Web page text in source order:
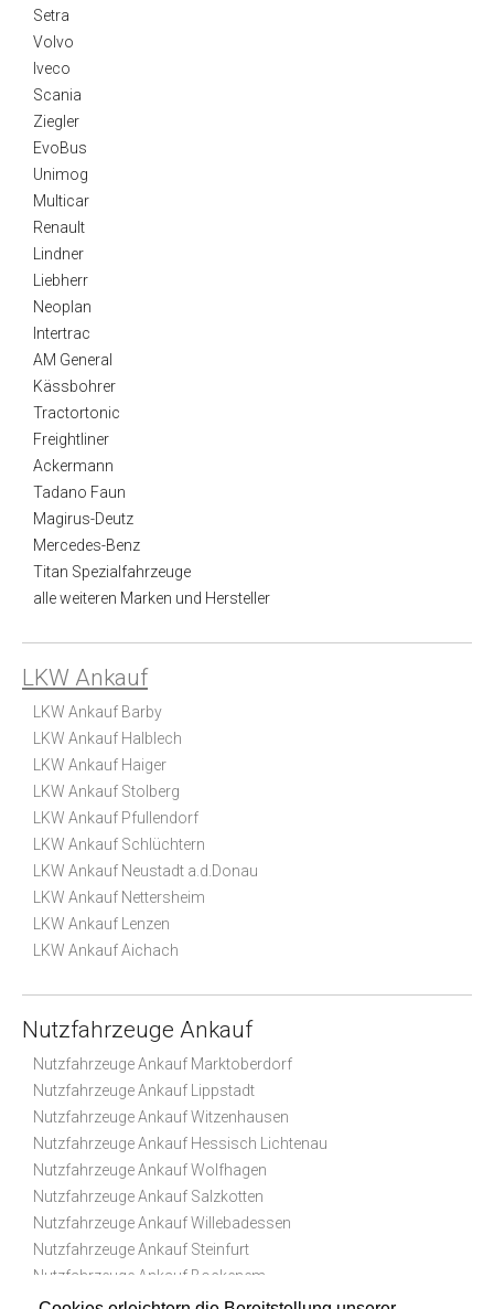
Setra
Volvo
Iveco
Scania
Ziegler
EvoBus
Unimog
Multicar
Renault
Lindner
Liebherr
Neoplan
Intertrac
AM General
Kässbohrer
Tractortonic
Freightliner
Ackermann
Tadano Faun
Magirus-Deutz
Mercedes-Benz
Titan Spezialfahrzeuge
alle weiteren Marken und Hersteller
LKW Ankauf
LKW Ankauf Barby
LKW Ankauf Halblech
LKW Ankauf Haiger
LKW Ankauf Stolberg
LKW Ankauf Pfullendorf
LKW Ankauf Schlüchtern
LKW Ankauf Neustadt a.d.Donau
LKW Ankauf Nettersheim
LKW Ankauf Lenzen
LKW Ankauf Aichach
Nutzfahrzeuge Ankauf
Nutzfahrzeuge Ankauf Marktoberdorf
Nutzfahrzeuge Ankauf Lippstadt
Nutzfahrzeuge Ankauf Witzenhausen
Nutzfahrzeuge Ankauf Hessisch Lichtenau
Nutzfahrzeuge Ankauf Wolfhagen
Nutzfahrzeuge Ankauf Salzkotten
Nutzfahrzeuge Ankauf Willebadessen
Nutzfahrzeuge Ankauf Steinfurt
Nutzfahrzeuge Ankauf Bockenem
Nutzfahrzeuge Ankauf Bad Münder am Deister